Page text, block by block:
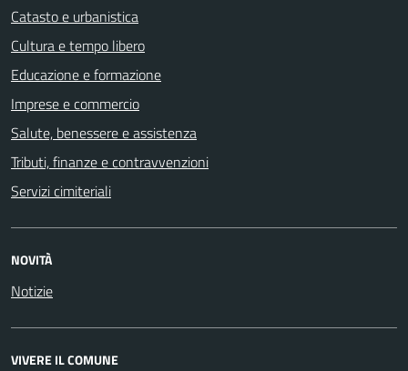
Catasto e urbanistica
Cultura e tempo libero
Educazione e formazione
Imprese e commercio
Salute, benessere e assistenza
Tributi, finanze e contravvenzioni
Servizi cimiteriali
NOVITÀ
Notizie
VIVERE IL COMUNE